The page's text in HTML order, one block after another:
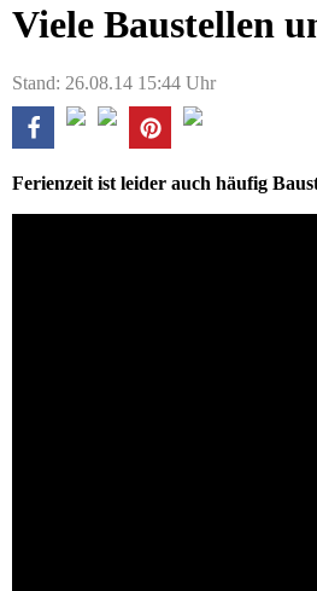
Viele Baustellen
Stand: 26.08.14 15:44 Uhr
Ferienzeit ist leider auch häufig